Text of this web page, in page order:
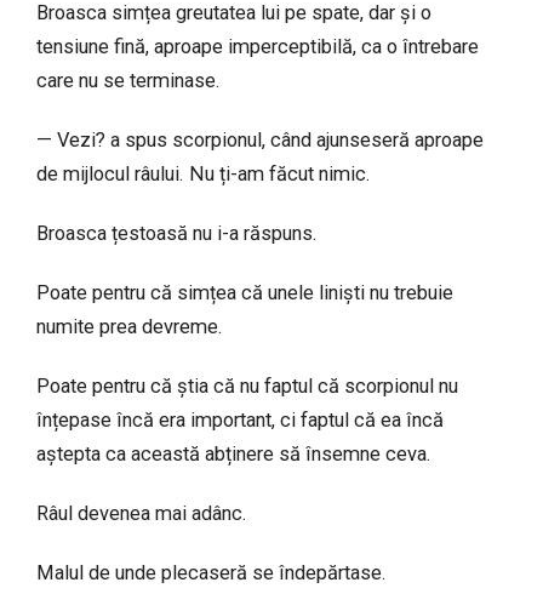
Broasca simțea greutatea lui pe spate, dar și o
tensiune fină, aproape imperceptibilă, ca o întrebare
care nu se terminase.
— Vezi? a spus scorpionul, când ajunseseră aproape
de mijlocul râului. Nu ți-am făcut nimic.
Broasca țestoasă nu i-a răspuns.
Poate pentru că simțea că unele liniști nu trebuie
numite prea devreme.
Poate pentru că știa că nu faptul că scorpionul nu
înțepase încă era important, ci faptul că ea încă
aștepta ca această abținere să însemne ceva.
Râul devenea mai adânc.
Malul de unde plecaseră se îndepărtase.